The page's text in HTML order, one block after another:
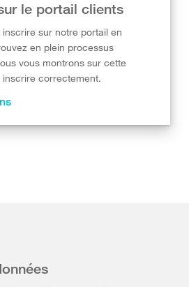
le portail clients
sur notre portail en
en plein processus
vous montrons sur cette
correctement.